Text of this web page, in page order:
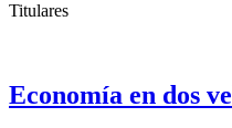
Titulares
Economía en dos